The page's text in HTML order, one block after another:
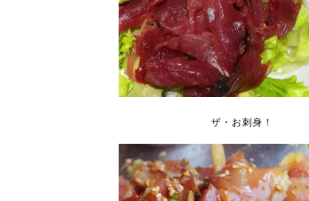
ザ・お刺身！